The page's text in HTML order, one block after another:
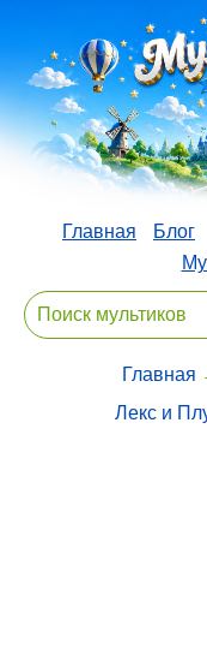
Главная Блог
Главная
Лекс и